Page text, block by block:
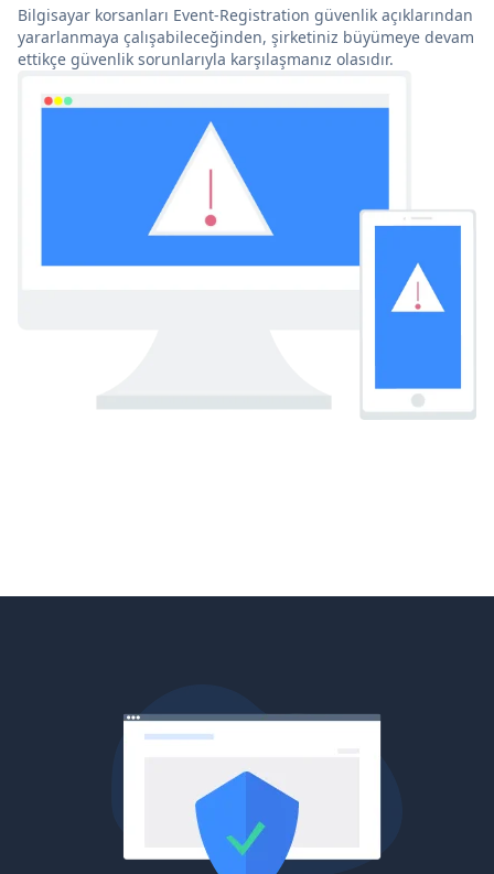
Bilgisayar korsanları Event-Registration güvenlik açıklarından
yararlanmaya çalışabileceğinden, şirketiniz büyümeye devam
ettikçe güvenlik sorunlarıyla karşılaşmanız olasıdır.